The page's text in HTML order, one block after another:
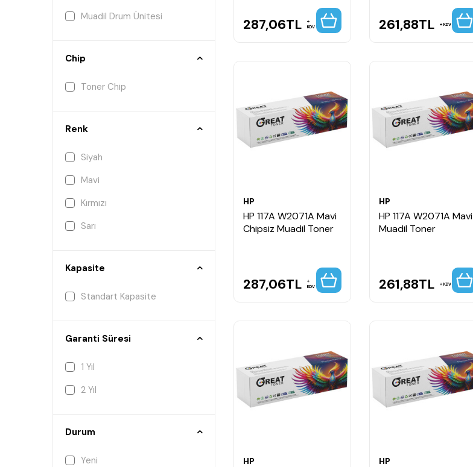
Muadil Drum Ünitesi
Chip
Toner Chip
Renk
Siyah
Mavi
Kırmızı
Sarı
Kapasite
Standart Kapasite
Garanti Süresi
1 Yıl
2 Yıl
Durum
Yeni
287,06TL KDV 261,88TL KDV
HP
HP 117A W2071A Mavi
Chipsiz Muadil Toner
287,06TL KDV
HP
HP 117A W2071A Mavi
Muadil Toner
261,88TL KDV
HP HP